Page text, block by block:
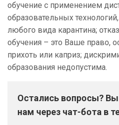
обучение с применением
образовательных
любого вида карантина;
обучения – это Ваше право,
прихоть или каприз;
образования недопустима.
Остались вопросы?
нам через чат-бота в